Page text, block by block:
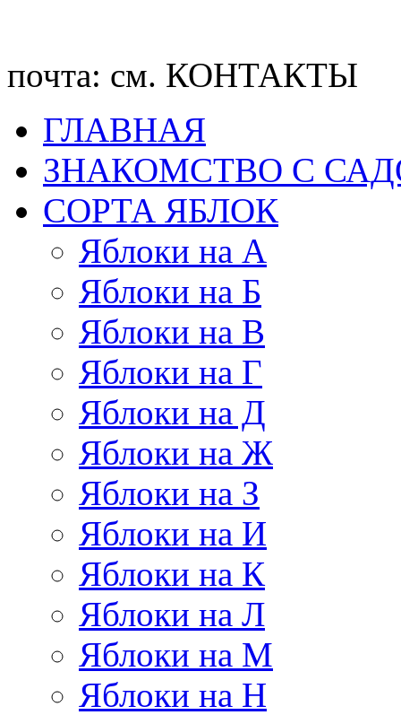
почта: см. КОНТАКТЫ
ГЛАВНАЯ
ЗНАКОМСТВО С
CОРТА ЯБЛОК
Яблоки на А
Яблоки на Б
Яблоки на В
Яблоки на Г
Яблоки на Д
Яблоки на Ж
Яблоки на З
Яблоки на И
Яблоки на К
Яблоки на Л
Яблоки на М
Яблоки на Н